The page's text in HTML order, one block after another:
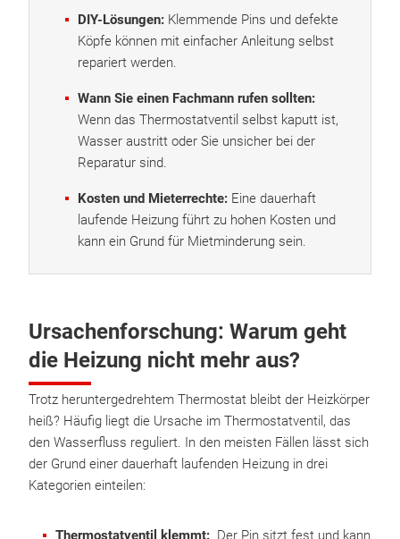
DIY-Lösungen: Klemmende Pins und defekte
Köpfe können mit einfacher Anleitung selbst
repariert werden.
Wann Sie einen Fachmann rufen sollten:
Wenn das Thermostatventil selbst kaputt ist,
Wasser austritt oder Sie unsicher bei der
Reparatur sind.
Kosten und Mieterrechte: Eine dauerhaft
laufende Heizung führt zu hohen Kosten und
kann ein Grund für Mietminderung sein.
Ursachenforschung: Warum geht
die Heizung nicht mehr aus?
Trotz heruntergedrehtem Thermostat bleibt der Heizkörper
heiß? Häufig liegt die Ursache im Thermostatventil, das
den Wasserfluss reguliert. In den meisten Fällen lässt sich
der Grund einer dauerhaft laufenden Heizung in drei
Kategorien einteilen:
Thermostatventil klemmt: Der Pin sitzt fest und kann